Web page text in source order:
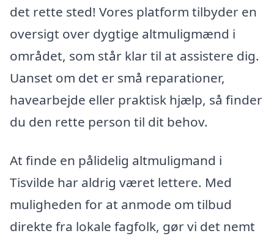
det rette sted! Vores platform tilbyder en
oversigt over dygtige altmuligmænd i
området, som står klar til at assistere dig.
Uanset om det er små reparationer,
havearbejde eller praktisk hjælp, så finder
du den rette person til dit behov.
At finde en pålidelig altmuligmand i
Tisvilde har aldrig været lettere. Med
muligheden for at anmode om tilbud
direkte fra lokale fagfolk, gør vi det nemt